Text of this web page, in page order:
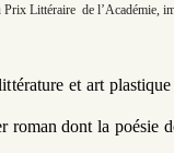
Littéraire de l’Académie,
et art
roman dont la poésie